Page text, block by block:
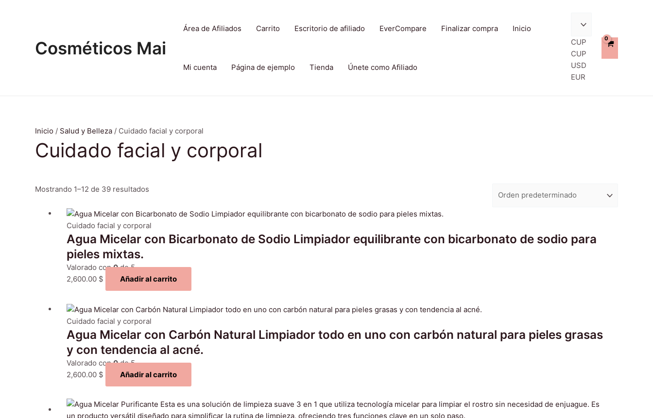
Cosméticos Mai
Área de Afiliados Carrito Escritorio de afiliado EverCompare Finalizar compra Inicio
Mi cuenta Página de ejemplo Tienda Únete como Afiliado
CUP
CUP
USD
EUR
Inicio / Salud y Belleza / Cuidado facial y corporal
Cuidado facial y corporal
Mostrando 1–12 de 39 resultados
Cuidado facial y corporal
Agua Micelar con Bicarbonato de Sodio Limpiador equilibrante con bicarbonato de sodio para
pieles mixtas.
Valorado con0de 5
2,600.00 $ Añadir al carrito
Cuidado facial y corporal
Agua Micelar con Carbón Natural Limpiador todo en uno con carbón natural para pieles grasas
y con tendencia al acné.
Valorado con0de 5
2,600.00 $ Añadir al carrito